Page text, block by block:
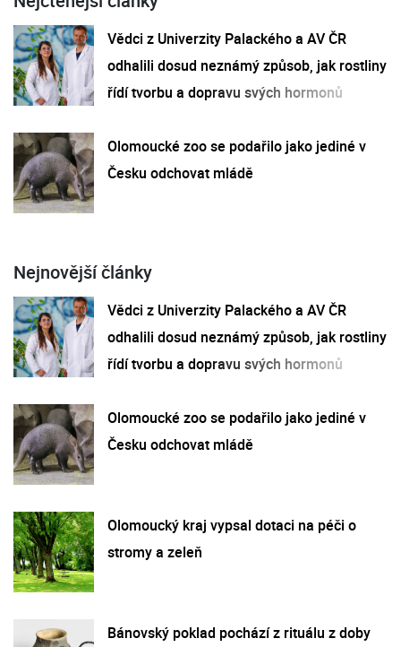
Vědci z Univerzity Palackého a AV ČR
odhalili dosud neznámý způsob, jak rostliny
řídí tvorbu a dopravu svých hormonů
Olomoucké zoo se podařilo jako jediné v
Česku odchovat mládě
Nejnovější články
Vědci z Univerzity Palackého a AV ČR
odhalili dosud neznámý způsob, jak rostliny
řídí tvorbu a dopravu svých hormonů
Olomoucké zoo se podařilo jako jediné v
Česku odchovat mládě
Olomoucký kraj vypsal dotaci na péči o
stromy a zeleň
Bánovský poklad pochází z rituálu z doby